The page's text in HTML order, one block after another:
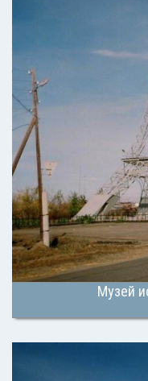
Музей